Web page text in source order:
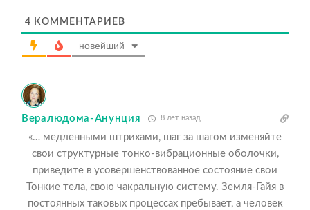
4 КОММЕНТАРИЕВ
новейший
Вералюдома-Анунция 8 лет назад
«… медленными штрихами, шаг за шагом изменяйте
свои структурные тонко-вибрационные оболочки,
приведите в усовершенствованное состояние свои
Тонкие тела, свою чакральную систему. Земля-Гайя в
постоянных таковых процессах пребывает, а человек